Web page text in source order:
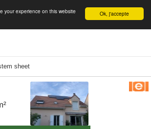
English Ok, j'accepte
your experience on this website
sheet